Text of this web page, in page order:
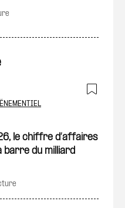
le chiffre d’affaires
barre du milliard